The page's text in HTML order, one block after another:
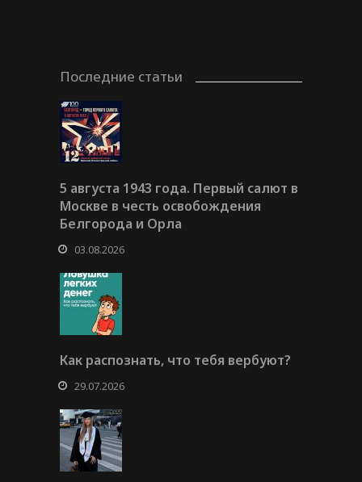
Последние статьи
5 августа 1943 года. Первый салют в
Москве в честь освобождения
Белгорода и Орла
03.08.2026
Как распознать, что тебя вербуют?
29.07.2026